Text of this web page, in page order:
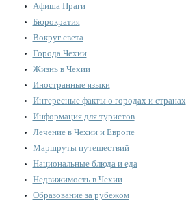
Афиша Праги
Бюрократия
Вокруг света
Города Чехии
Жизнь в Чехии
Иностранные языки
Интересные факты о городах и странах
Информация для туристов
Лечение в Чехии и Европе
Маршруты путешествий
Национальные блюда и еда
Недвижимость в Чехии
Образование за рубежом